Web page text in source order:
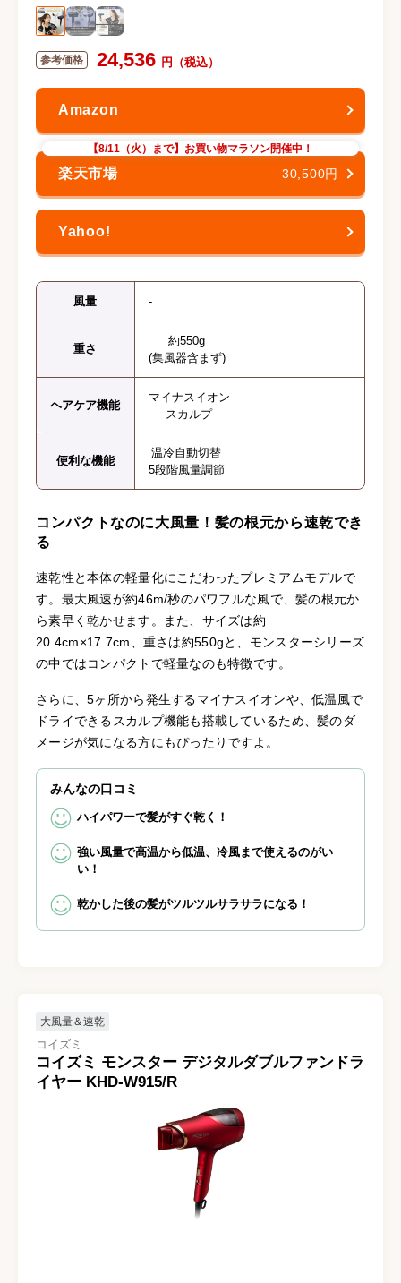
24,536
【8/11（火）まで】お買い物マラソン開催中！
30,500円
風量 -
重さ
約550g
(集風器含まず)
ヘアケア機能
マイナスイオン
スカルプ
便利な機能
温冷自動切替
5段階風量調節
コンパクトなのに大風量！髪の根元から速乾でき
る
速乾性と本体の軽量化にこだわったプレミアムモデルで
す。最大風速が約46m/秒のパワフルな風で、髪の根元か
ら素早く乾かせます。また、サイズは約
20.4cm×17.7cm、重さは約550gと、モンスターシリーズ
の中ではコンパクトで軽量なのも特徴です。
さらに、5ヶ所から発生するマイナスイオンや、低温風で
ドライできるスカルプ機能も搭載しているため、髪のダ
メージが気になる方にもぴったりですよ。
みんなの口コミ
ハイパワーで髪がすぐ乾く！
強い風量で高温から低温、冷風まで使えるのがい
い！
乾かした後の髪がツルツルサラサラになる！
大風量＆速乾
コイズミ
コイズミ モンスター デジタルダブルファンドラ
イヤー KHD-W915/R